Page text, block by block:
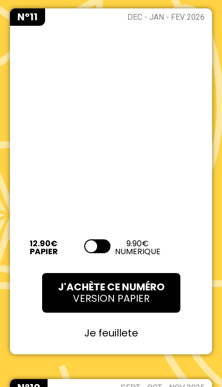
N°11 DEC - JAN - FEV 2026
9.90€
NUMERIQUE
J'ACHÈTE CE NUMÉRO
VERSION PAPIER
Je feuillete